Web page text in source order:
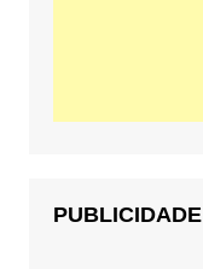
PUBLICIDADE